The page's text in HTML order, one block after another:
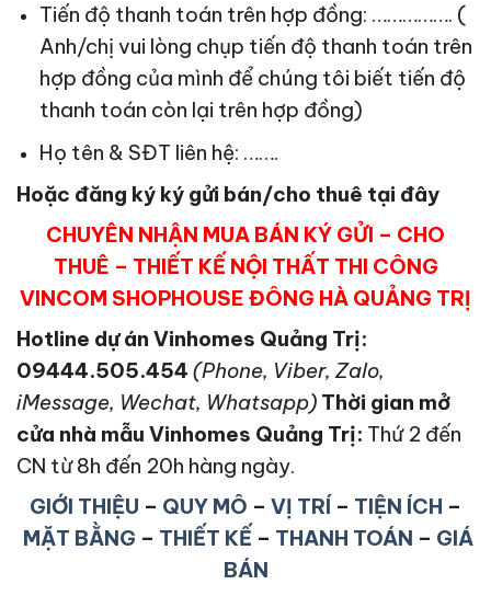
Tiến độ thanh toán trên hợp đồng: ……………. (
Anh/chị vui lòng chụp tiến độ thanh toán trên
hợp đồng của mình để chúng tôi biết tiến độ
thanh toán còn lại trên hợp đồng)
Họ tên & SĐT liên hệ: …….
Hoặc đăng ký ký gửi bán/cho thuê tại đây
CHUYÊN NHẬN MUA BÁN KÝ GỬI – CHO
THUÊ – THIẾT KẾ NỘI THẤT THI CÔNG
VINCOM SHOPHOUSE ĐÔNG HÀ QUẢNG TRỊ
Hotline dự án Vinhomes Quảng Trị:
09444.505.454 (Phone, Viber, Zalo,
iMessage, Wechat, Whatsapp) Thời gian mở
cửa nhà mẫu Vinhomes Quảng Trị: Thứ 2 đến
CN từ 8h đến 20h hàng ngày.
GIỚI THIỆU – QUY MÔ – VỊ TRÍ – TIỆN ÍCH –
MẶT BẰNG – THIẾT KẾ – THANH TOÁN – GIÁ
BÁN